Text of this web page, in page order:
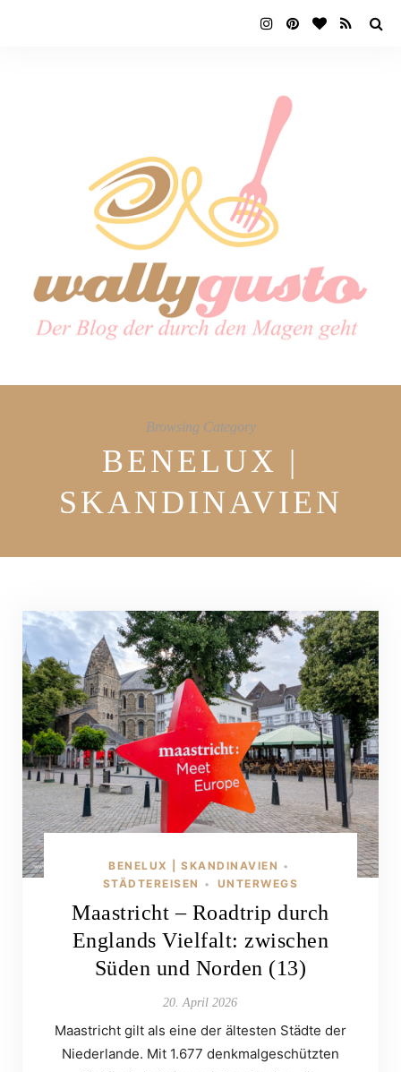
Browsing Category
BENELUX |
SKANDINAVIEN
BENELUX | SKANDINAVIEN •
STÄDTEREISEN • UNTERWEGS
Maastricht – Roadtrip durch
Englands Vielfalt: zwischen
Süden und Norden (13)
20. April 2026
Maastricht gilt als eine der ältesten Städte der
Niederlande. Mit 1.677 denkmalgeschützten